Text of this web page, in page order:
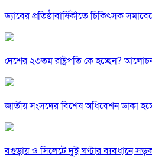
ড্যাবের প্রতিষ্ঠাবার্ষিকীতে চিকিৎসক
দেশের ২৩তম রাষ্ট্রপতি কে হচ্ছেন?
জাতীয় সংসদের বিশেষ অধিবেশন ডাকা
বগুড়ায় ও সিলেটে দুই ঘণ্টার ব্যবধানে